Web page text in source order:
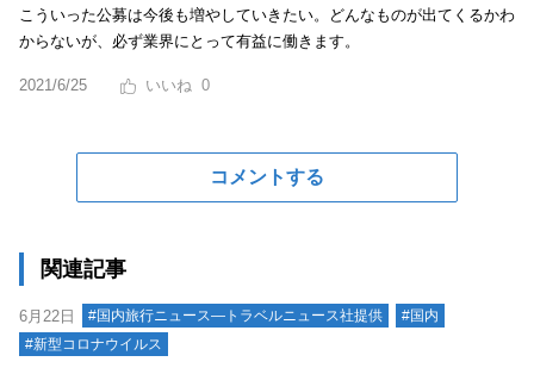
こういった公募は今後も増やしていきたい。どんなものが出てくるかわ
からないが、必ず業界にとって有益に働きます。
2021/6/25 0
コメントする
関連記事
6月22日 #国内旅行ニュース―トラベルニュース社提供
#国内
#新型コロナウイルス